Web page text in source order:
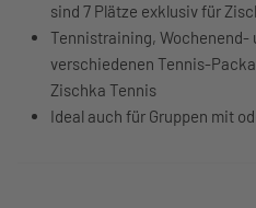
sind 7 Plätze exklusiv für
Tennistraining, Wochenend-
verschiedenen Tennis-
Zischka Tennis
Ideal auch für Gruppen mit